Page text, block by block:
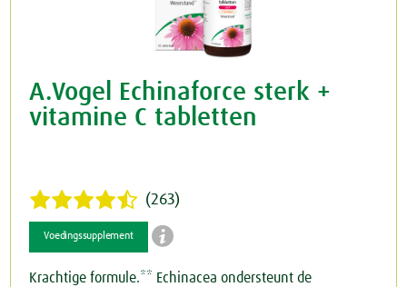
A.Vogel Echinaforce sterk +
vitamine C tabletten
(263)
Voedingssupplement 
Krachtige formule.** Echinacea ondersteunt de